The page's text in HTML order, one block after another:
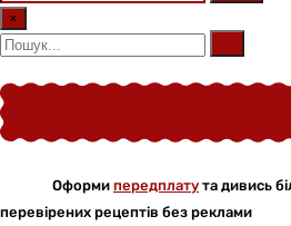
×
Оформи передплату та дивись
перевірених рецептів без реклами